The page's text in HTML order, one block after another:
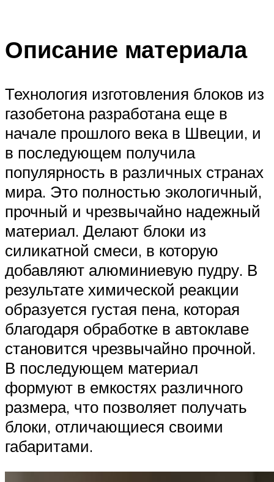
Описание материала
Технология изготовления блоков из
газобетона разработана еще в
начале прошлого века в Швеции, и
в последующем получила
популярность в различных странах
мира. Это полностью экологичный,
прочный и чрезвычайно надежный
материал. Делают блоки из
силикатной смеси, в которую
добавляют алюминиевую пудру. В
результате химической реакции
образуется густая пена, которая
благодаря обработке в автоклаве
становится чрезвычайно прочной.
В последующем материал
формуют в емкостях различного
размера, что позволяет получать
блоки, отличающиеся своими
габаритами.